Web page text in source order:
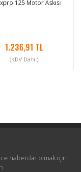
125 Motor Askısı
1.236,91 TL
(KDV Dahil)
haberdar olmak için